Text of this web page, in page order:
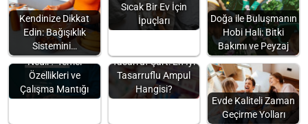
Kendinize Dikkat
Edin: Bağışıklık
Sistemini…
Sıcak Bir Ev İçin
İpuçları
Doğa ile Buluşmanın
Hobi Hali: Bitki
Bakımı ve Peyzaj
İşletim Sistemi
Nedir? Temel
Özellikleri ve
Çalışma Mantığı
Tasarruf Şart: En İyi
Tasarruflu Ampul
Hangisi?
Evde Kaliteli Zaman
Geçirme Yolları
“Kendime Uygun